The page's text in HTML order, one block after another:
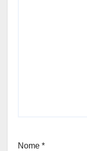
Nome *